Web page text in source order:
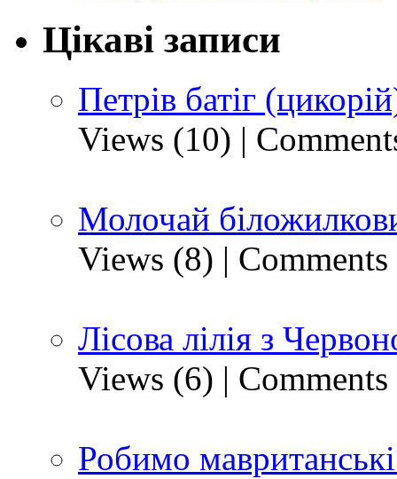
Цікаві записи
Петрів батіг
Views (10) |
Молочай
Views (8) |
Лісова лілія з
Views (6) |
Робимо